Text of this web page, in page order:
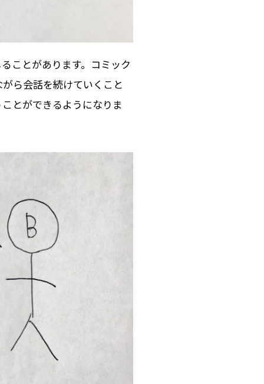
ことがあります。コミック
ら会話を続けていくこと
とができるようになりま